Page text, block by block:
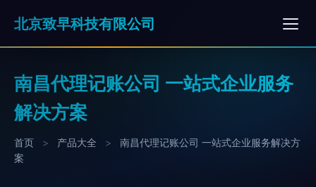
北京致早科技有限公司
南昌代理记账公司 一站式企业服务
解决方案
首页 > 产品大全 >
南昌代理记账公司 一站式企业服务解决方
案